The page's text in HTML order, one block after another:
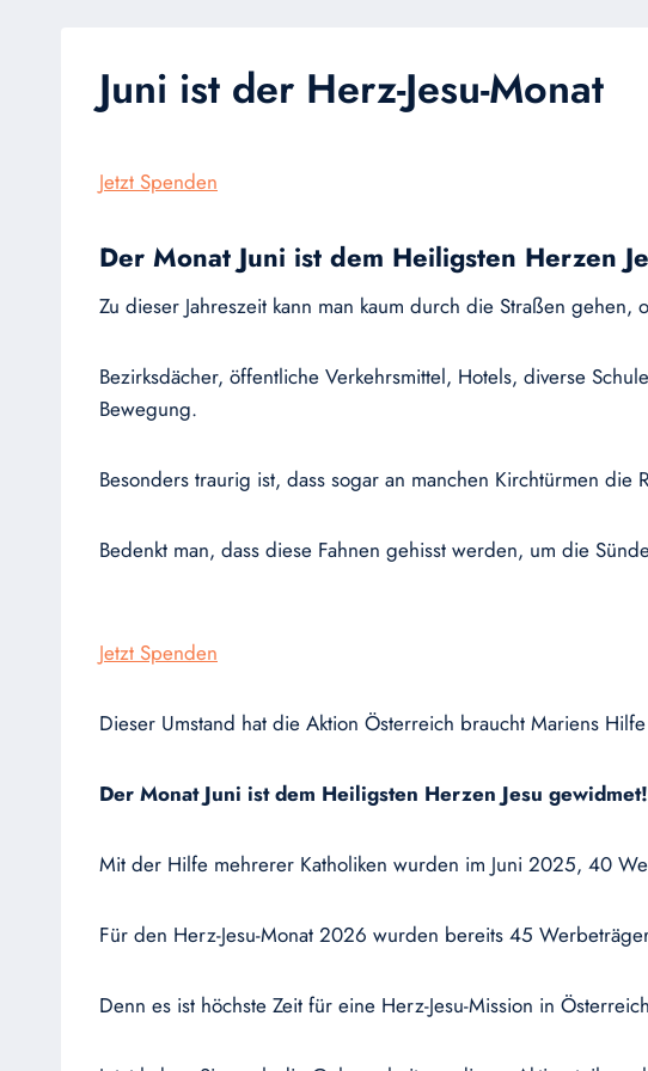
Juni ist der Herz-Jesu-Monat
Jetzt Spenden
Der Monat Juni ist dem Heiligsten Herzen
Zu dieser Jahreszeit kann man kaum durch die Straßen
Bezirksdächer, öffentliche Verkehrsmittel, Hotels, diverse
Bewegung.
Besonders traurig ist, dass sogar an manchen Kirchtürmen die
Bedenkt man, dass diese Fahnen gehisst werden, um die
Jetzt Spenden
Dieser Umstand hat die Aktion Österreich braucht Mariens
Der Monat Juni ist dem Heiligsten Herzen Jesu gewidmet!
Mit der Hilfe mehrerer Katholiken wurden im Juni 2025, 40
Für den Herz-Jesu-Monat 2026 wurden bereits 45
Denn es ist höchste Zeit für eine Herz-Jesu-Mission in